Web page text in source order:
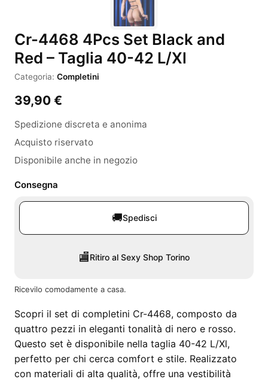
Cr-4468 4Pcs Set Black and
Red – Taglia 40-42 L/Xl
Categoria: Completini
39,90 €
Spedizione discreta e anonima
Acquisto riservato
Disponibile anche in negozio
Consegna
🚚Spedisci
🏬Ritiro al Sexy Shop Torino
Ricevilo comodamente a casa.
Scopri il set di completini Cr-4468, composto da
quattro pezzi in eleganti tonalità di nero e rosso.
Questo set è disponibile nella taglia 40-42 L/Xl,
perfetto per chi cerca comfort e stile. Realizzato
con materiali di alta qualità, offre una vestibilità